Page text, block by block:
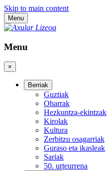
Skip to main content
Menu
Menu
×
Berriak
Guztiak
Oharrak
Hezkuntza-ekintzak
Kirolak
Kultura
Zerbitzu osagarriak
Guraso eta ikasleak
Sariak
50. urteurrena